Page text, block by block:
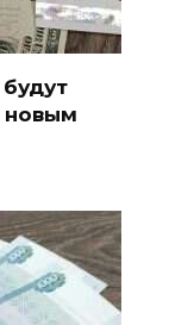
новым